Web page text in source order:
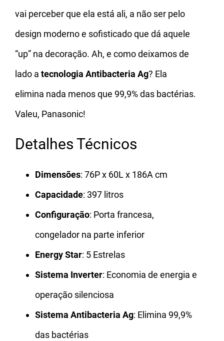
vai perceber que ela está ali, a não ser pelo
design moderno e sofisticado que dá aquele
“up” na decoração. Ah, e como deixamos de
lado a tecnologia Antibacteria Ag? Ela
elimina nada menos que 99,9% das bactérias.
Valeu, Panasonic!
Detalhes Técnicos
Dimensões: 76P x 60L x 186A cm
Capacidade: 397 litros
Configuração: Porta francesa,
congelador na parte inferior
Energy Star: 5 Estrelas
Sistema Inverter: Economia de energia e
operação silenciosa
Sistema Antibacteria Ag: Elimina 99,9%
das bactérias